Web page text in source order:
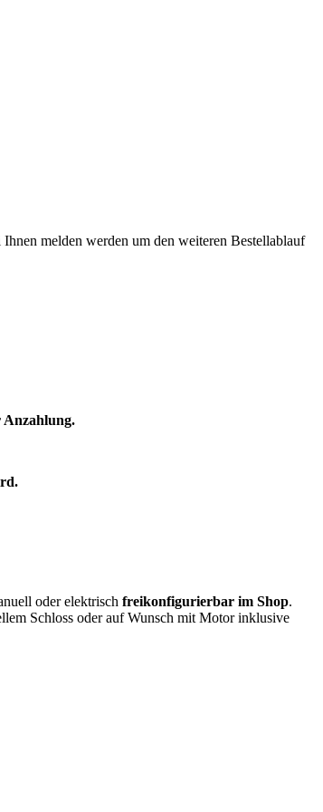
melden werden um den weiteren Bestellablauf
Anzahlung.
oder elektrisch freikonfigurierbar im Shop.
Schloss oder auf Wunsch mit Motor inklusive